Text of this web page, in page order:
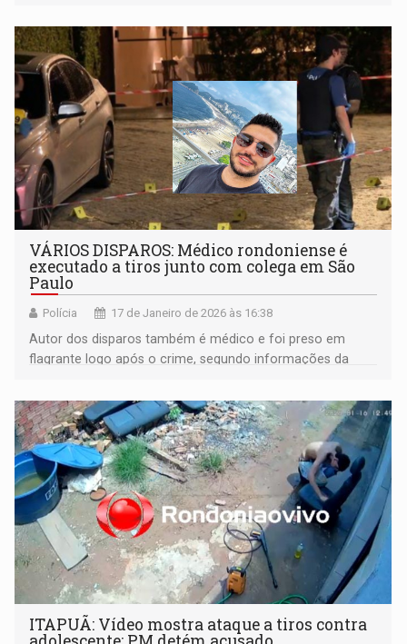
VÁRIOS DISPAROS: Médico rondoniense é
executado a tiros junto com colega em São
Paulo
Polícia 17 de Janeiro de 2026 às 16:38
Autor dos disparos também é médico e foi preso em
flagrante logo após o crime, segundo informações da
ITAPUÃ: Vídeo mostra ataque a tiros contra